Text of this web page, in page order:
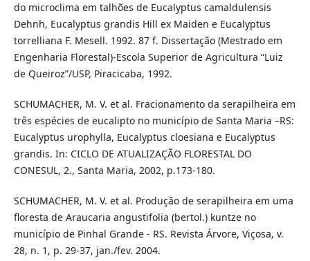
do microclima em talhões de Eucalyptus camaldulensis
Dehnh, Eucalyptus grandis Hill ex Maiden e Eucalyptus
torrelliana F. Mesell. 1992. 87 f. Dissertação (Mestrado em
Engenharia Florestal)-Escola Superior de Agricultura “Luiz
de Queiroz”/USP, Piracicaba, 1992.
SCHUMACHER, M. V. et al. Fracionamento da serapilheira em
três espécies de eucalipto no município de Santa Maria –RS:
Eucalyptus urophylla, Eucalyptus cloesiana e Eucalyptus
grandis. In: CICLO DE ATUALIZAÇÃO FLORESTAL DO
CONESUL, 2., Santa Maria, 2002, p.173-180.
SCHUMACHER, M. V. et al. Produção de serapilheira em uma
floresta de Araucaria angustifolia (bertol.) kuntze no
município de Pinhal Grande - RS. Revista Árvore, Viçosa, v.
28, n. 1, p. 29-37, jan./fev. 2004.